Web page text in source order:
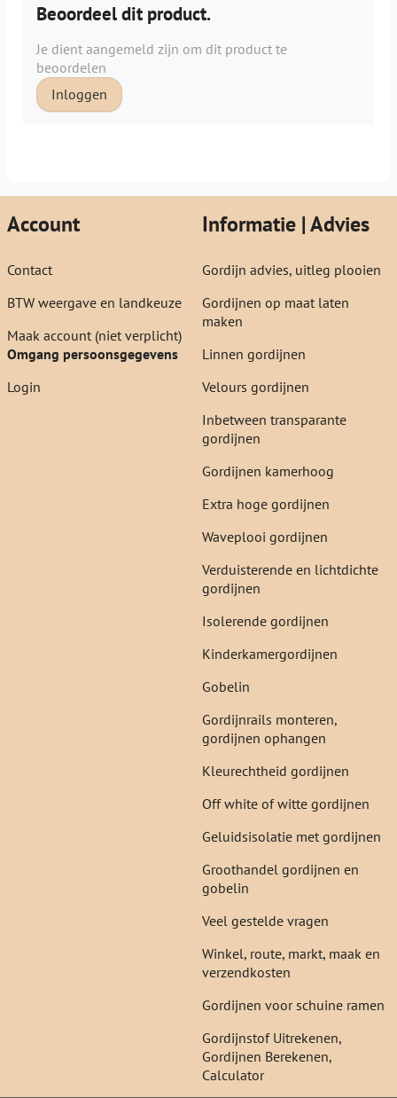
Beoordeel dit product.
Je dient aangemeld zijn om dit product te
beoordelen
Inloggen
Account
Contact
BTW weergave en landkeuze
Maak account (niet verplicht)
Omgang persoonsgegevens
Login
Informatie | Advies
Gordijn advies, uitleg plooien
Gordijnen op maat laten
maken
Linnen gordijnen
Velours gordijnen
Inbetween transparante
gordijnen
Gordijnen kamerhoog
Extra hoge gordijnen
Waveplooi gordijnen
Verduisterende en lichtdichte
gordijnen
Isolerende gordijnen
Kinderkamergordijnen
Gobelin
Gordijnrails monteren,
gordijnen ophangen
Kleurechtheid gordijnen
Off white of witte gordijnen
Geluidsisolatie met gordijnen
Groothandel gordijnen en
gobelin
Veel gestelde vragen
Winkel, route, markt, maak en
verzendkosten
Gordijnen voor schuine ramen
Gordijnstof Uitrekenen,
Gordijnen Berekenen,
Calculator